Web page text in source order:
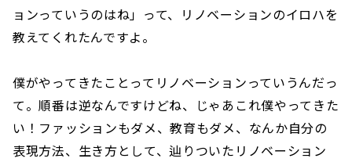
ョンっていうのはね」って、リノベーションのイロハを
教えてくれたんですよ。
僕がやってきたことってリノベーションっていうんだっ
て。順番は逆なんですけどね、じゃあこれ僕やってきた
い！ファッションもダメ、教育もダメ、なんか自分の
表現方法、生き方として、辿りついたリノベーション